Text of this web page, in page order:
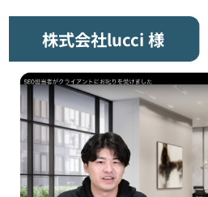
株式会社lucci 様